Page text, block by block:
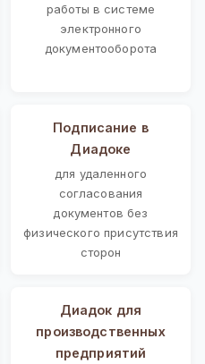
работы в системе
электронного
документооборота
Подписание в
Диадоке
для удаленного
согласования
документов без
физического присутствия
сторон
Диадок для
производственных
предприятий